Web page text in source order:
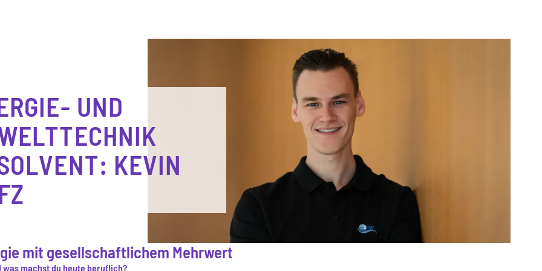
UND
KEVIN
mit gesellschaftlichem Mehrwert
was machst du heute beruflich?